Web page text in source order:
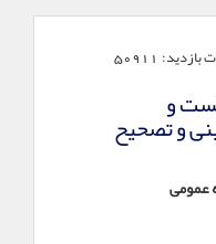
بازدید: 50911
و
و تصحیح
عمومی